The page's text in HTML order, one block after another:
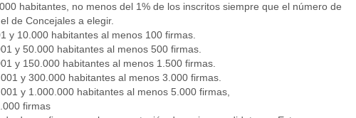
habitantes, no menos del 1% de los inscritos siempre que el número de
de Concejales a elegir.
y 10.000 habitantes al menos 100 firmas.
y 50.000 habitantes al menos 500 firmas.
y 150.000 habitantes al menos 1.500 firmas.
y 300.000 habitantes al menos 3.000 firmas.
y 1.000.000 habitantes al menos 5.000 firmas,
firmas